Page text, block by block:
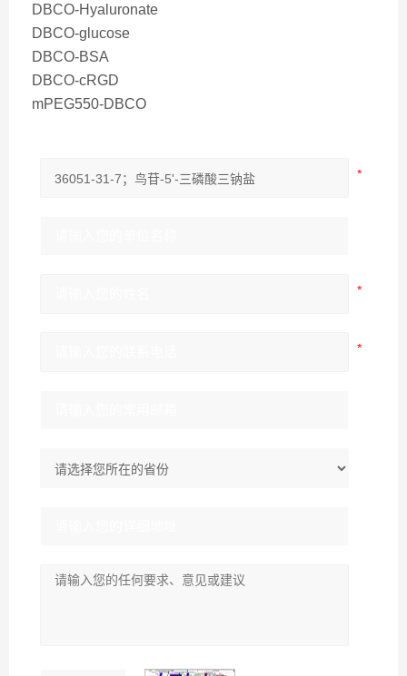
DBCO-Hyaluronate
DBCO-glucose
DBCO-BSA
DBCO-cRGD
mPEG550-DBCO